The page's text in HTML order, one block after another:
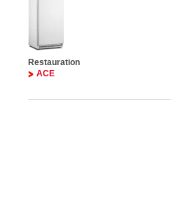
Restauration
ACE